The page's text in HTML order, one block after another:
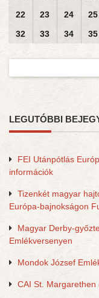
22
23 24 25
32
33 34 35
LEGUTÓBBI
FEI Utánpótlás
információk
Tizenkét magyar
Európa-bajnokságon
Magyar Derby-
Emlékversenyen
Mondok József
CAI St.